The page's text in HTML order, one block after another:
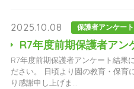
2025.10.08 保護者アンケート
R7年度前期保護者アン
R7年度前期保護者アンケート結果
ださい。 日頃より園の教育・保育
り感謝申し上げま...